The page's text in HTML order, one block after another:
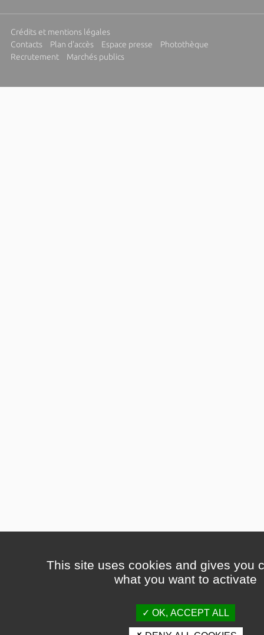
Crédits et mentions légales
Contacts
Plan d'accès Espace presse
Photothèque
Recrutement
Marchés publics
This site uses cookies and gives you
what you want to activate
OK, ACCEPT ALL